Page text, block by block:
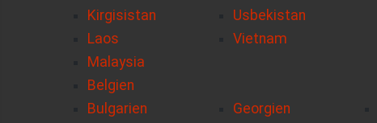
Kirgisistan
Laos
Malaysia
Usbekistan
Vietnam
Belgien
Bulgarien
Georgien